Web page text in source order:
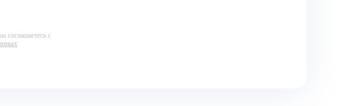
соглашаетесь с